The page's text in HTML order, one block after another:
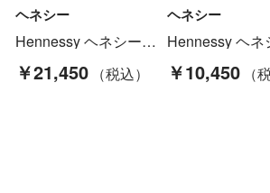
ヘネシー
Hennessy ヘネシー ブランデー コニャック X.O The Original Extra Old Sランク 未開栓
￥21,450
ヘネシー
￥10,450